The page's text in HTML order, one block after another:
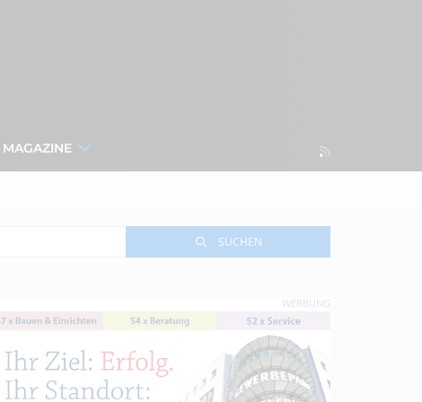
MAGAZINE
SUCHEN
WERBUNG